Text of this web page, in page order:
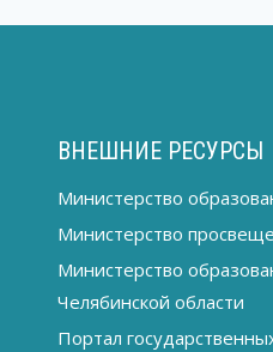
ВНЕШНИЕ РЕСУРСЫ
Министерство
Министерство
Министерство
Челябинской области
Портал